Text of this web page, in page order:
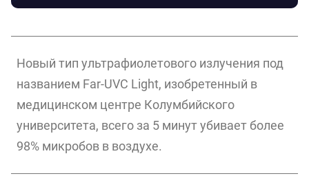
Новый тип ультрафиолетового излучения под
названием Far-UVC Light, изобретенный в
медицинском центре Колумбийского
университета, всего за 5 минут убивает более
98% микробов в воздухе.